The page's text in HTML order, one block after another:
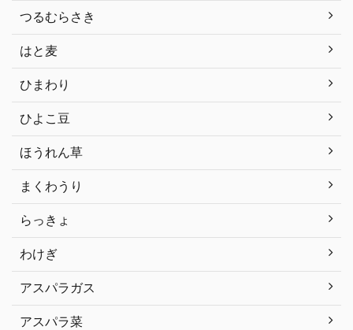
つるむらさき
はと麦
ひまわり
ひよこ豆
ほうれん草
まくわうり
らっきょ
わけぎ
アスパラガス
アスパラ菜